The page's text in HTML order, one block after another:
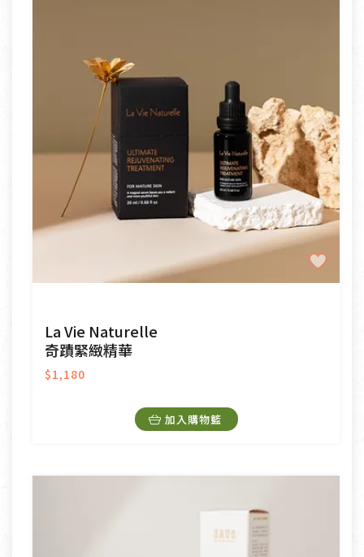
La Vie Naturelle
奇蹟緊緻精華
$1,180
加入購物籃